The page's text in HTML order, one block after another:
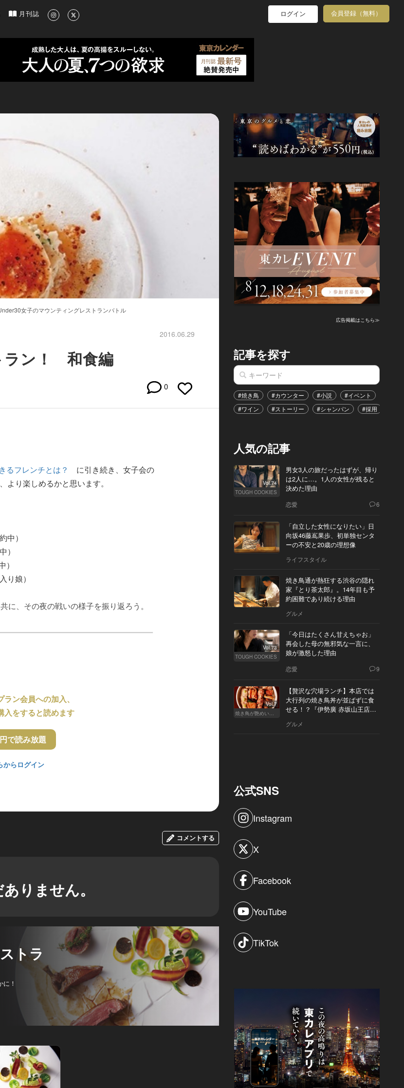
されたライフスタイル情報
月刊誌 ログイン 会員登録（無料）
女子のマウンティングレストランバトル
2016.06.29
ラン！ 和食編
0
るフレンチとは？ に引き続き、女子会の
り楽しめるかと思います。
中）
）
り娘）
に、その夜の戦いの様子を振り返ろう。
ン会員への加入、
入をすると読めます
で読み放題
からログイン
コメントする
りません。
トラ
！
広告掲載はこちら≫
記事を探す
#焼き鳥 #カウンター #小説 #イベント
#ワイン
#ストーリー #シャンパン #採用
人気の記事
Vol.74
TOUGH COOKIES
男女3人の旅だったはずが、帰り
は2人に…。1人の女性が残ると
決めた理由
恋愛 6
「自立した女性になりたい」日
向坂46藤嶌果歩、初単独センタ
ーの不安と20歳の理想像
ライフスタイル
焼き鳥通が熱狂する渋谷の隠れ
家『とり茶太郎』。14年目も予
約困難であり続ける理由
グルメ
Vol.73
TOUGH COOKIES
「今日はたくさん甘えちゃお」
再会した母の無邪気な一言に、
娘が激怒した理由
恋愛 9
Vol.7
焼き鳥が艶めいてきた
【贅沢な穴場ランチ】本店では
大行列の焼き鳥丼が並ばずに食
せる！？『伊勢廣 赤坂山王店』
グルメ
公式SNS
Instagram
X
Facebook
YouTube
TikTok